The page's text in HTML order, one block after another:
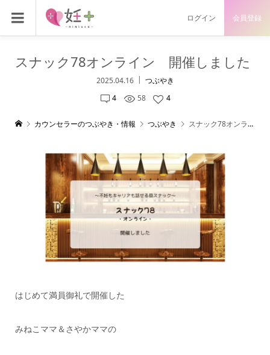
ログイン 会員登録
スナック78オンライン 開催しました
2025.04.16
つぶやき
4
58 4
カウンセラーのつぶやき・情報 つぶやき スナック78オンライン 開催しました
はじめて満員御礼で開催した
みねこママ＆さやかママの